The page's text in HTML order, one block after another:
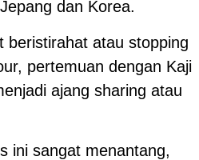
dan Korea.
beristirahat atau stopping
pertemuan dengan Kaji
ajang sharing atau
ini sangat menantang,